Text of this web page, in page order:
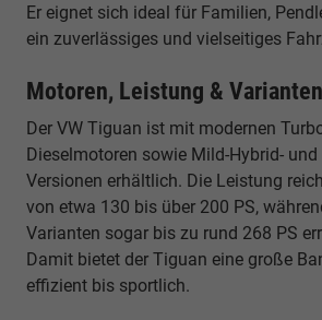
Er eignet sich ideal für Familien,
ein zuverlässiges und vielseitiges
Motoren, Leistung & Varianten
Der VW Tiguan ist mit modernen
Dieselmotoren sowie Mild-Hybrid- und
Versionen erhältlich. Die Leistung
von etwa 130 bis über 200 PS,
Varianten sogar bis zu rund 268 PS
Damit bietet der Tiguan eine große
effizient bis sportlich.